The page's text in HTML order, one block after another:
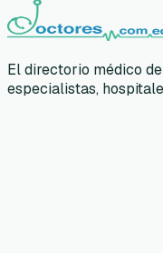
El directorio médico
especialistas,